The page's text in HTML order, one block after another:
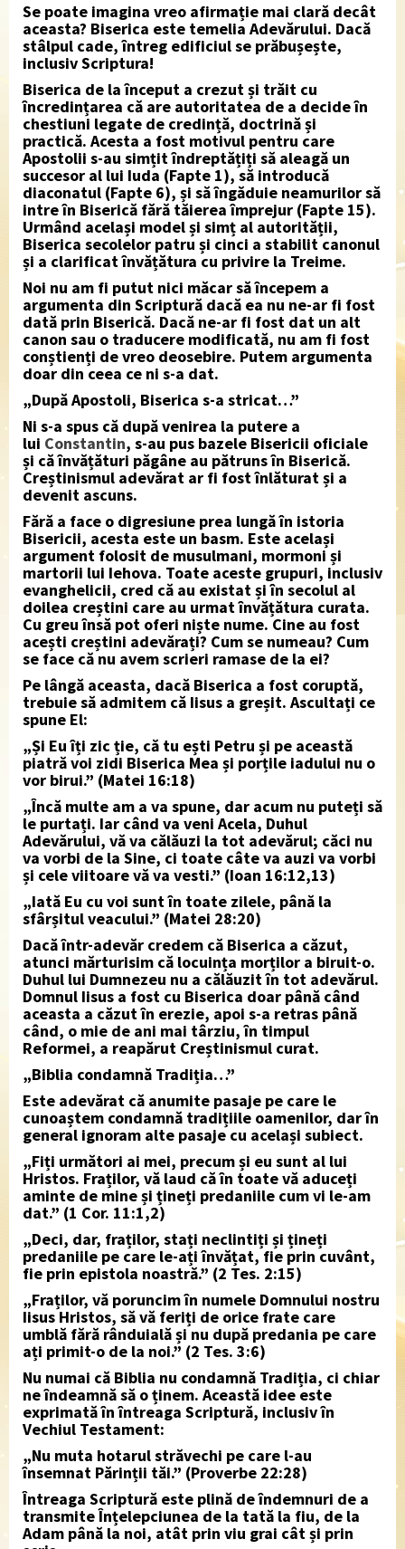
Se poate imagina vreo afirmație mai clară decât
aceasta? Biserica este temelia Adevărului. Dacă
stâlpul cade, întreg edificiul se prăbușește,
inclusiv Scriptura!
Biserica de la început a crezut și trăit cu
încredințarea că are autoritatea de a decide în
chestiuni legate de credință, doctrină și
practică. Acesta a fost motivul pentru care
Apostolii s-au simțit îndreptățiți să aleagă un
succesor al lui Iuda (Fapte 1), să introducă
diaconatul (Fapte 6), și să îngăduie neamurilor să
intre în Biserică fără tăierea împrejur (Fapte 15).
Urmând același model și simț al autorității,
Biserica secolelor patru și cinci a stabilit canonul
și a clarificat învățătura cu privire la Treime.
Noi nu am fi putut nici măcar să începem a
argumenta din Scriptură dacă ea nu ne-ar fi fost
dată prin Biserică. Dacă ne-ar fi fost dat un alt
canon sau o traducere modificată, nu am fi fost
conștienți de vreo deosebire. Putem argumenta
doar din ceea ce ni s-a dat.
„După Apostoli, Biserica s-a stricat…”
Ni s-a spus că după venirea la putere a
lui Constantin, s-au pus bazele Bisericii oficiale
și că învățături păgâne au pătruns în Biserică.
Creștinismul adevărat ar fi fost înlăturat și a
devenit ascuns.
Fără a face o digresiune prea lungă în istoria
Bisericii, acesta este un basm. Este același
argument folosit de musulmani, mormoni și
martorii lui Iehova. Toate aceste grupuri, inclusiv
evanghelicii, cred că au existat și în secolul al
doilea creștini care au urmat învățătura curata.
Cu greu însă pot oferi niște nume. Cine au fost
acești creștini adevărați? Cum se numeau? Cum
se face că nu avem scrieri ramase de la ei?
Pe lângă aceasta, dacă Biserica a fost coruptă,
trebuie să admitem că Iisus a greșit. Ascultați ce
spune El:
„Și Eu îți zic ție, că tu ești Petru și pe această
piatră voi zidi Biserica Mea și porțile iadului nu o
vor birui.” (Matei 16:18)
„Încă multe am a va spune, dar acum nu puteți să
le purtați. Iar când va veni Acela, Duhul
Adevărului, vă va călăuzi la tot adevărul; căci nu
va vorbi de la Sine, ci toate câte va auzi va vorbi
și cele viitoare vă va vesti.” (Ioan 16:12,13)
„Iată Eu cu voi sunt în toate zilele, până la
sfârșitul veacului.” (Matei 28:20)
Dacă într-adevăr credem că Biserica a căzut,
atunci mărturisim că locuința morților a biruit-o.
Duhul lui Dumnezeu nu a călăuzit în tot adevărul.
Domnul Iisus a fost cu Biserica doar până când
aceasta a căzut în erezie, apoi s-a retras până
când, o mie de ani mai târziu, în timpul
Reformei, a reapărut Creștinismul curat.
„Biblia condamnă Tradiția…”
Este adevărat că anumite pasaje pe care le
cunoaștem condamnă tradițiile oamenilor, dar în
general ignoram alte pasaje cu același subiect.
„Fiți următori ai mei, precum și eu sunt al lui
Hristos. Fraților, vă laud că în toate vă aduceți
aminte de mine și țineți predaniile cum vi le-am
dat.” (1 Cor. 11:1,2)
„Deci, dar, fraților, stați neclintiți și țineți
predaniile pe care le-ați învățat, fie prin cuvânt,
fie prin epistola noastră.” (2 Tes. 2:15)
„Fraților, vă poruncim în numele Domnului nostru
Iisus Hristos, să vă feriți de orice frate care
umblă fără rânduială și nu după predania pe care
ați primit-o de la noi.” (2 Tes. 3:6)
Nu numai că Biblia nu condamnă Tradiția, ci chiar
ne îndeamnă să o ținem. Această idee este
exprimată în întreaga Scriptură, inclusiv în
Vechiul Testament:
„Nu muta hotarul străvechi pe care l-au
însemnat Părinții tăi.” (Proverbe 22:28)
Întreaga Scriptură este plină de îndemnuri de a
transmite Înțelepciunea de la tată la fiu, de la
Adam până la noi, atât prin viu grai cât și prin